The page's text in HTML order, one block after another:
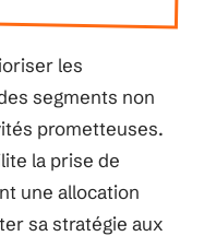
les
segments non
prometteuses.
la prise de
une allocation
sa stratégie aux